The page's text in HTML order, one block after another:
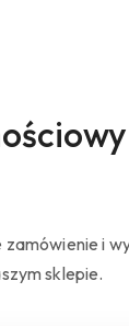
i
sklepie.